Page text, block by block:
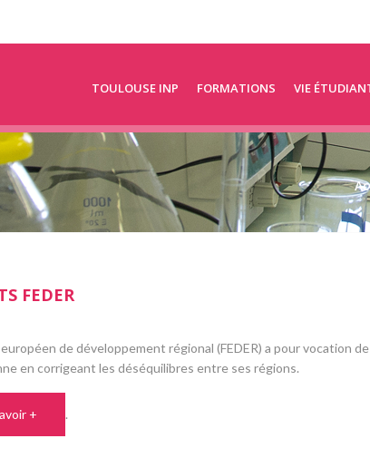
TOULOUSE INP FORMATIONS VIE
FEDER
de développement régional (FEDER) a pour vocation
en corrigeant les déséquilibres entre ses régions.
+ .